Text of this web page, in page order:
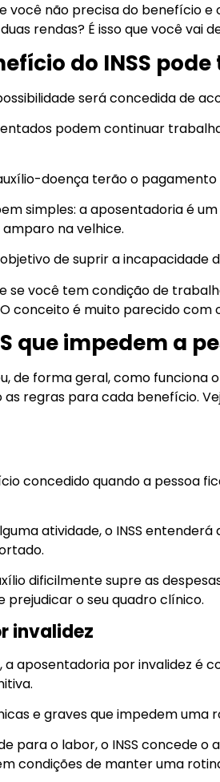
você não precisa do benefício
rendas? É isso que você vai
do INSS
será concedida de
podem continuar
doença terão o
simples: a aposentadoria é um
na velhice.
de suprir a incapacidade
se você tem condição de
conceito é muito parecido com
que impedem a
de forma geral, como funciona
as regras para cada benefício.
concedido quando a pessoa
atividade, o INSS
dificilmente supre as
o seu quadro clínico.
invalidez
aposentadoria por invalidez é
e graves que impedem uma
para o labor, o INSS concede o
condições de manter uma